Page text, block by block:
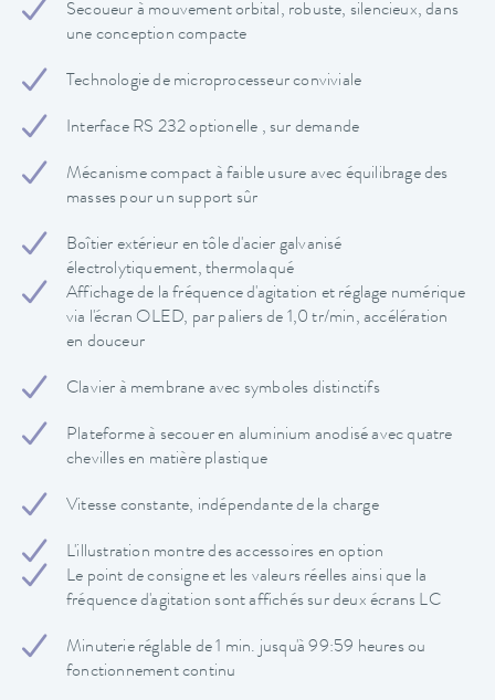
Secoueur à mouvement orbital, robuste, silencieux, dans
une conception compacte
Technologie de microprocesseur conviviale
Interface RS 232 optionelle , sur demande
Mécanisme compact à faible usure avec équilibrage des
masses pour un support sûr
Boîtier extérieur en tôle d'acier galvanisé
électrolytiquement, thermolaqué
Affichage de la fréquence d'agitation et réglage numérique
via l'écran OLED, par paliers de 1,0 tr/min, accélération
en douceur
Clavier à membrane avec symboles distinctifs
Plateforme à secouer en aluminium anodisé avec quatre
chevilles en matière plastique
Vitesse constante, indépendante de la charge
L'illustration montre des accessoires en option
Le point de consigne et les valeurs réelles ainsi que la
fréquence d'agitation sont affichés sur deux écrans LC
Minuterie réglable de 1 min. jusqu'à 99:59 heures ou
fonctionnement continu